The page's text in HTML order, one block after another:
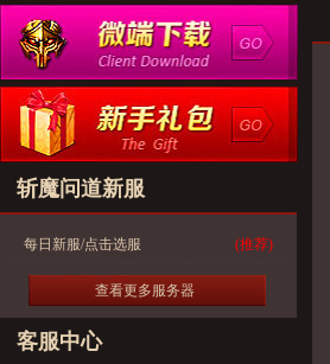
斩魔问道新服
每日新服/点击选服 (推荐)
查看更多服务器
客服中心